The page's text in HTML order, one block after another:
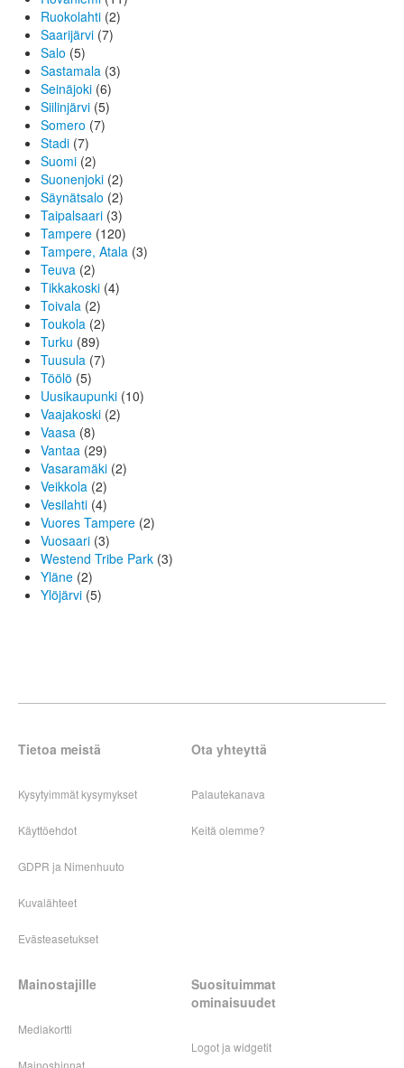
Ruokolahti (2)
Saarijärvi (7)
Salo (5)
Sastamala (3)
Seinäjoki (6)
Siilinjärvi (5)
Somero (7)
Stadi (7)
Suomi (2)
Suonenjoki (2)
Säynätsalo (2)
Taipalsaari (3)
Tampere (120)
Tampere, Atala (3)
Teuva (2)
Tikkakoski (4)
Toivala (2)
Toukola (2)
Turku (89)
Tuusula (7)
Töölö (5)
Uusikaupunki (10)
Vaajakoski (2)
Vaasa (8)
Vantaa (29)
Vasaramäki (2)
Veikkola (2)
Vesilahti (4)
Vuores Tampere (2)
Vuosaari (3)
Westend Tribe Park (3)
Yläne (2)
Ylöjärvi (5)
Tietoa meistä
Kysytyimmät kysymykset
Käyttöehdot
GDPR ja Nimenhuuto
Kuvalähteet
Evästeasetukset
Ota yhteyttä
Palautekanava
Keitä olemme?
Mainostajille
Mediakortti
Suosituimmat
ominaisuudet
Logot ja widgetit